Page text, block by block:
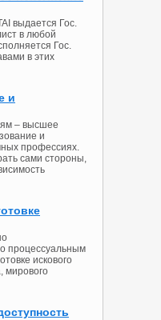
выдается Гос.
в любой
Гос.
в этих
и
– высшее
и
профессиях.
сами стороны,
процессуальным
искового
мирового